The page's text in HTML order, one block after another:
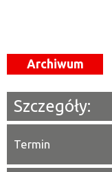
Archiwum
Szczegóły:
Termin